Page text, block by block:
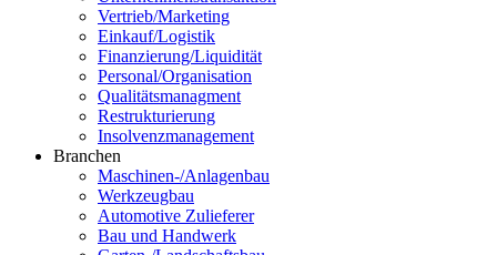
Vertrieb/Marketing
Einkauf/Logistik
Finanzierung/Liquidität
Personal/Organisation
Qualitätsmanagment
Restrukturierung
Insolvenzmanagement
Branchen
Maschinen-/Anlagenbau
Werkzeugbau
Automotive Zulieferer
Bau und Handwerk